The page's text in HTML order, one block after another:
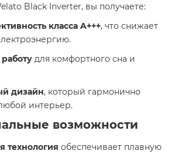
Black Inverter, вы получаете:
класса A+++, что снижает
для комфортного сна и
дизайн, который гармонично
интерьер.
возможности
технология обеспечивает плавную